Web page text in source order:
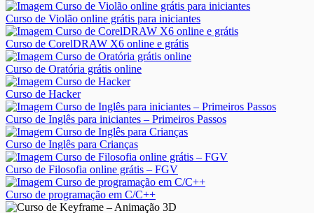
Curso de Violão online grátis para iniciantes
Curso de CorelDRAW X6 online e grátis
Curso de Oratória grátis online
Curso de Hacker
Curso de Inglês para iniciantes – Primeiros Passos
Curso de Inglês para Crianças
Curso de Filosofia online grátis – FGV
Curso de programação em C/C++